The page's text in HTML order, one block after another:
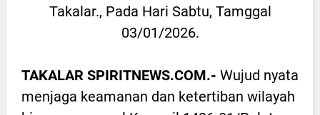
Takalar., Pada Hari Sabtu, Tamggal
03/01/2026.
TAKALAR SPIRITNEWS.COM.- Wujud nyata
menjaga keamanan dan ketertiban wilayah